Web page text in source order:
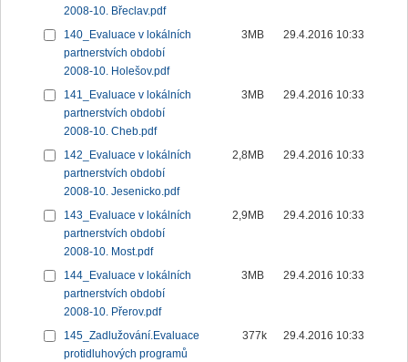
2008-10. Břeclav.pdf
140_Evaluace v lokálních
partnerstvích období
2008-10. Holešov.pdf
3MB 29.4.2016 10:33
141_Evaluace v lokálních
partnerstvích období
2008-10. Cheb.pdf
3MB 29.4.2016 10:33
142_Evaluace v lokálních
partnerstvích období
2008-10. Jesenicko.pdf
2,8MB 29.4.2016 10:33
143_Evaluace v lokálních
partnerstvích období
2008-10. Most.pdf
2,9MB 29.4.2016 10:33
144_Evaluace v lokálních
partnerstvích období
2008-10. Přerov.pdf
3MB 29.4.2016 10:33
145_Zadlužování.Evaluace
protidluhových programů
377k 29.4.2016 10:33